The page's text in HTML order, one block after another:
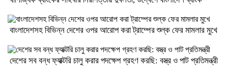
বাংলাদেশসহ বিভিন্ন দেশের ওপর আরোপ করা ট্রাম্পের শুল্ক ফের মামলার মুখে
দেশের সব বন্ধ ফ্যাক্টরি চালু করার পদক্ষেপ গ্রহণ করছি: বস্ত্র ও পাট প্রতিমন্ত্রী